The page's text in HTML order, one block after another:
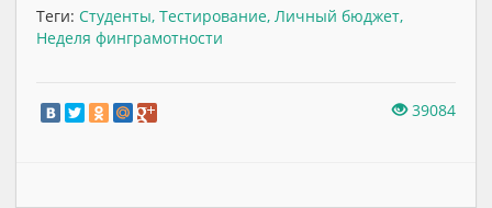
Теги: Студенты, Тестирование, Личный бюджет,
Неделя финграмотности
39084